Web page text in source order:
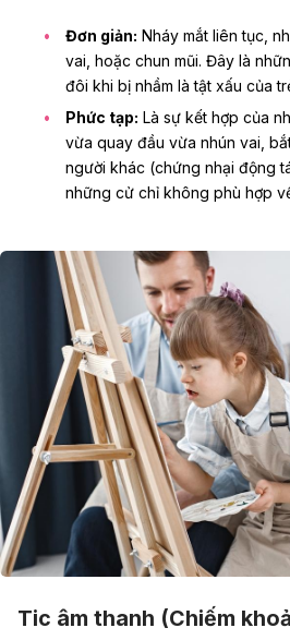
Đơn giản: Nháy mắt liên tục,
vai, hoặc chun mũi. Đây là
đôi khi bị nhầm là tật xấu của
Phức tạp: Là sự kết hợp của
vừa quay đầu vừa nhún vai,
người khác (chứng nhại động
những cử chỉ không phù hợp
Tic âm thanh (Chiếm